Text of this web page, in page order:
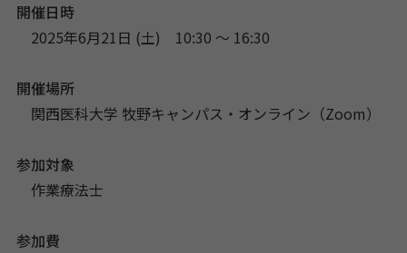
開催日時
2025年6月21日 (土) 10:30 〜 16:30
開催場所
関西医科大学 牧野キャンパス・オンライン（Zoom）
参加対象
作業療法士
参加費